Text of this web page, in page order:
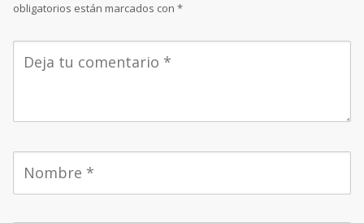
obligatorios están marcados con *